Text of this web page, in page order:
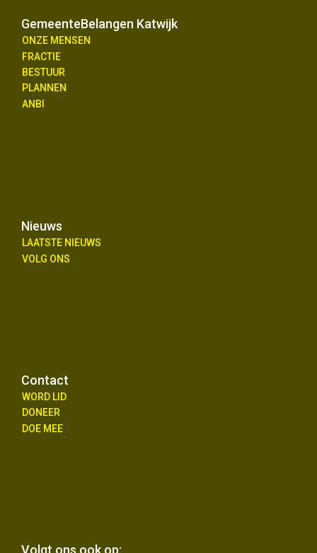
GemeenteBelangen Katwijk
ONZE MENSEN
FRACTIE
BESTUUR
PLANNEN
ANBI
Nieuws
LAATSTE NIEUWS
VOLG ONS
Contact
WORD LID
DONEER
DOE MEE
Volgt ons ook op: